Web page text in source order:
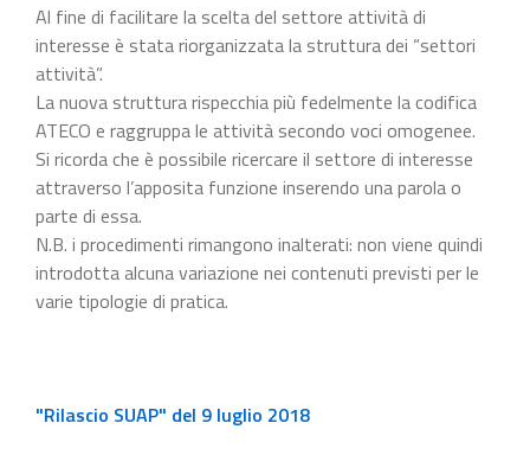
Al fine di facilitare la scelta del settore attività di
interesse è stata riorganizzata la struttura dei “settori
attività”.
La nuova struttura rispecchia più fedelmente la codifica
ATECO e raggruppa le attività secondo voci omogenee.
Si ricorda che è possibile ricercare il settore di interesse
attraverso l’apposita funzione inserendo una parola o
parte di essa.
N.B. i procedimenti rimangono inalterati: non viene quindi
introdotta alcuna variazione nei contenuti previsti per le
varie tipologie di pratica.
"Rilascio SUAP" del 9 luglio 2018